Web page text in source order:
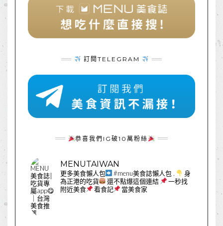
訂閱TELEGRAM
恭喜我們IG破10萬粉絲
MENUTAIWAN
更多美食懶人包 #menu美食誌懶人包 .
身
為正港的吃貨
還不點爆這個連結
一秒找
附近美食
看食記 當美食家